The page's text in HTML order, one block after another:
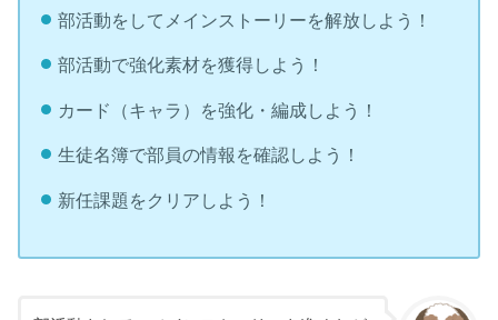
部活動をしてメインストーリーを解放しよう！
部活動で強化素材を獲得しよう！
カード（キャラ）を強化・編成しよう！
生徒名簿で部員の情報を確認しよう！
新任課題をクリアしよう！